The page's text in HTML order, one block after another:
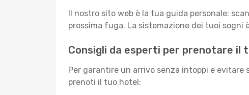
Il nostro sito web è la tua guida personale:
prossima fuga. La sistemazione dei tuoi sogni
Consigli da esperti per prenotare il
Per garantire un arrivo senza intoppi e
prenoti il tuo hotel: